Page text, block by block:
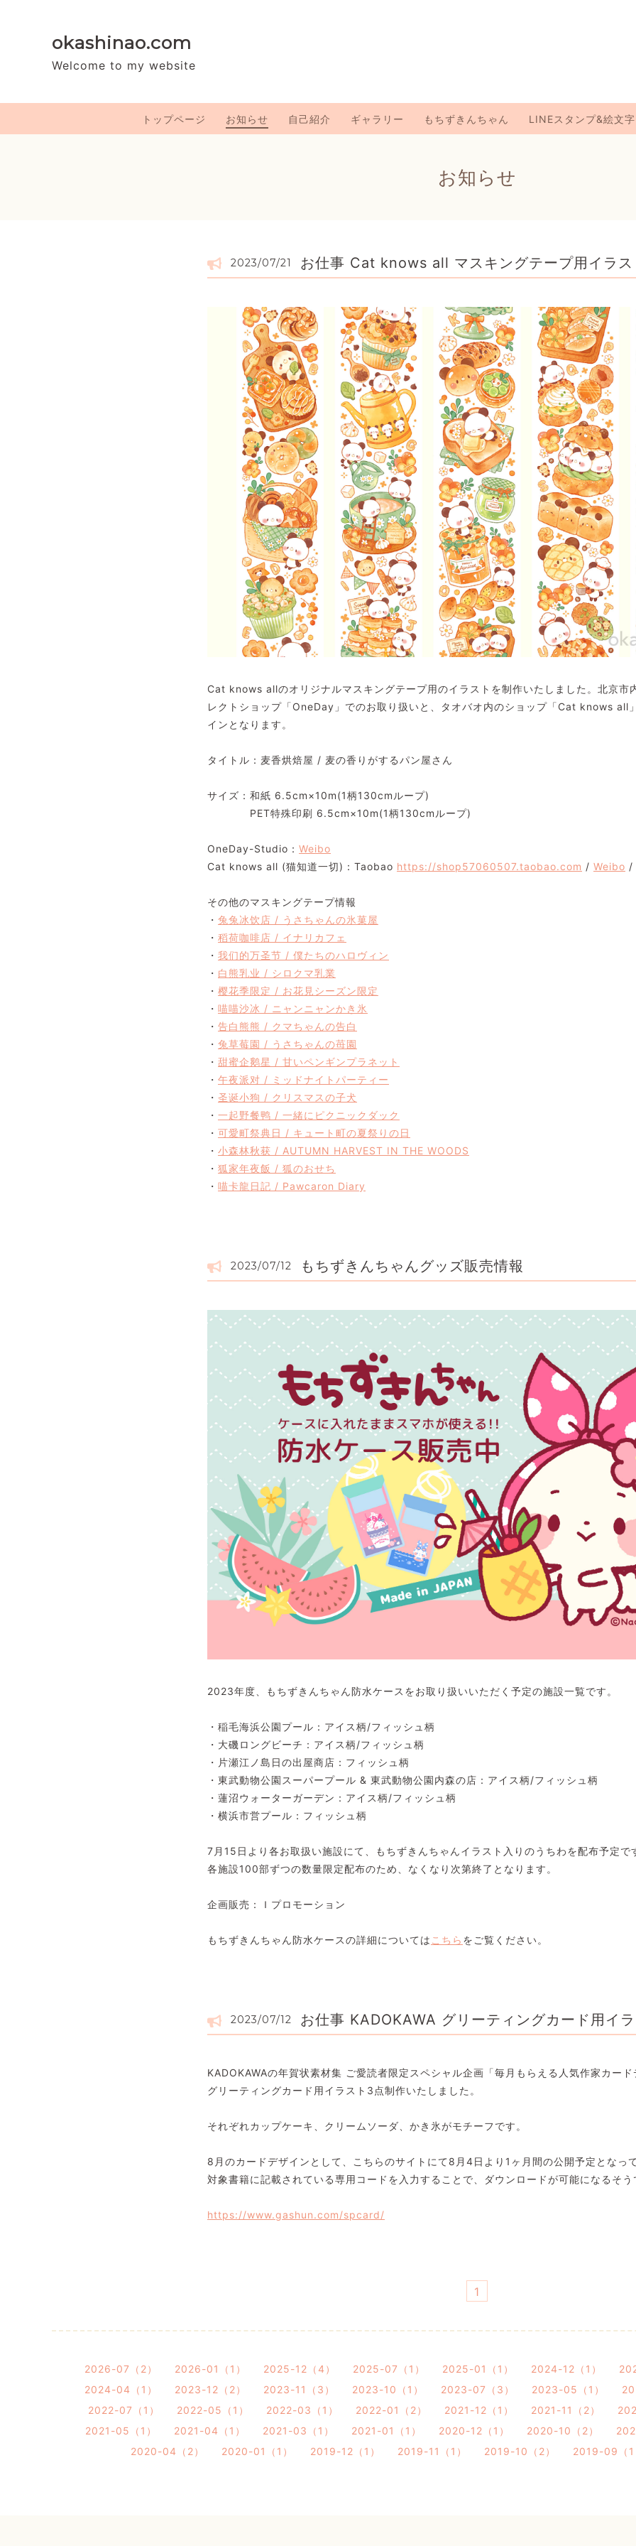
okashinao.com
Welcome to my website
トップページ お知らせ 自己紹介 ギャラリー もちずきんちゃん LINEスタンプ&絵文字
お知らせ
2023/07/21 お仕事 Cat knows all マスキングテープ用イラス
Cat knows allのオリジナルマスキングテープ用のイラストを制作いたしました。北京市
レクトショップ「OneDay」でのお取り扱いと、タオバオ内のショップ「Cat knows all
インとなります。
タイトル：麦香烘焙屋 / 麦の香りがするパン屋さん
サイズ：和紙 6.5cm×10m(1柄130cmループ)
PET特殊印刷 6.5cm×10m(1柄130cmループ)
OneDay-Studio： Weibo
Cat knows all (猫知道一切)：Taobao https://shop57060507.taobao.com / Weibo /
その他のマスキングテープ情報
・ 兔兔冰饮店 / うさちゃんの氷菓屋
・ 稻荷咖啡店 / イナリカフェ
・ 我们的万圣节 / 僕たちのハロヴィン
・ 白熊乳业 / シロクマ乳業
・ 樱花季限定 / お花見シーズン限定
・ 喵喵沙冰 / ニャンニャンかき氷
・ 告白熊熊 / クマちゃんの告白
・ 兔草莓園 / うさちゃんの苺園
・ 甜蜜企鹅星 / 甘いペンギンプラネット
・ 午夜派对 / ミッドナイトパーティー
・ 圣诞小狗 / クリスマスの子犬
・ 一起野餐鸭 / 一緒にピクニックダック
・ 可愛町祭典日 / キュート町の夏祭りの日
・ 小森林秋获 / AUTUMN HARVEST IN THE WOODS
・ 狐家年夜飯 / 狐のおせち
・ 喵卡龍日記 / Pawcaron Diary
2023/07/12 もちずきんちゃんグッズ販売情報
2023年度、もちずきんちゃん防水ケースをお取り扱いいただく予定の施設一覧です。
・稲毛海浜公園プール：アイス柄/フィッシュ柄
・大磯ロングビーチ：アイス柄/フィッシュ柄
・片瀬江ノ島日の出屋商店：フィッシュ柄
・東武動物公園スーパープール & 東武動物公園内森の店：アイス柄/フィッシュ柄
・蓮沼ウォーターガーデン：アイス柄/フィッシュ柄
・横浜市営プール：フィッシュ柄
7月15日より各お取扱い施設にて、もちずきんちゃんイラスト入りのうちわを配布予定で
各施設100部ずつの数量限定配布のため、なくなり次第終了となります。
企画販売：Ｉプロモーション
もちずきんちゃん防水ケースの詳細については こちら をご覧ください。
2023/07/12 お仕事 KADOKAWA グリーティングカード用イ
KADOKAWAの年賀状素材集 ご愛読者限定スペシャル企画「毎月もらえる人気作家カー
グリーティングカード用イラスト3点制作いたしました。
それぞれカップケーキ、クリームソーダ、かき氷がモチーフです。
8月のカードデザインとして、こちらのサイトにて8月4日より1ヶ月間の公開予定となっ
対象書籍に記載されている専用コードを入力することで、ダウンロードが可能になるそう
https://www.gashun.com/spcard/
1
2026-07（2） 2026-01（1） 2025-12（4） 2025-07（1） 2025-01（1） 2024-12（1）
2024-04（1）
2023-12（2） 2023-11（3） 2023-10（1） 2023-07（3） 2023-05（1）
2022-07（1）
2022-05（1） 2022-03（1） 2022-01（2） 2021-12（1） 2021-11（2）
2021-05（1）
2021-04（1） 2021-03（1） 2021-01（1） 2020-12（1） 2020-10（2）
2020-04（2）
2020-01（1） 2019-12（1） 2019-11（1） 2019-10（2） 2019-09（1